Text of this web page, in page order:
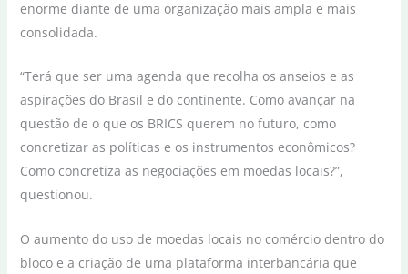
enorme diante de uma organização mais ampla e mais
consolidada.
“Terá que ser uma agenda que recolha os anseios e as
aspirações do Brasil e do continente. Como avançar na
questão de o que os BRICS querem no futuro, como
concretizar as políticas e os instrumentos econômicos?
Como concretiza as negociações em moedas locais?”,
questionou.
O aumento do uso de moedas locais no comércio dentro do
bloco e a criação de uma plataforma interbancária que